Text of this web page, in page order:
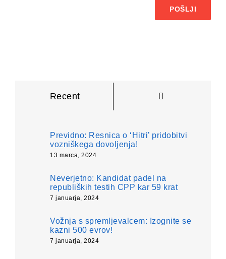
POŠLJI
Recent
Previdno: Resnica o ‘Hitri’ pridobitvi
vozniškega dovoljenja!
13 marca, 2024
Neverjetno: Kandidat padel na
republiških testih CPP kar 59 krat
7 januarja, 2024
Vožnja s spremljevalcem: Izognite se
kazni 500 evrov!
7 januarja, 2024